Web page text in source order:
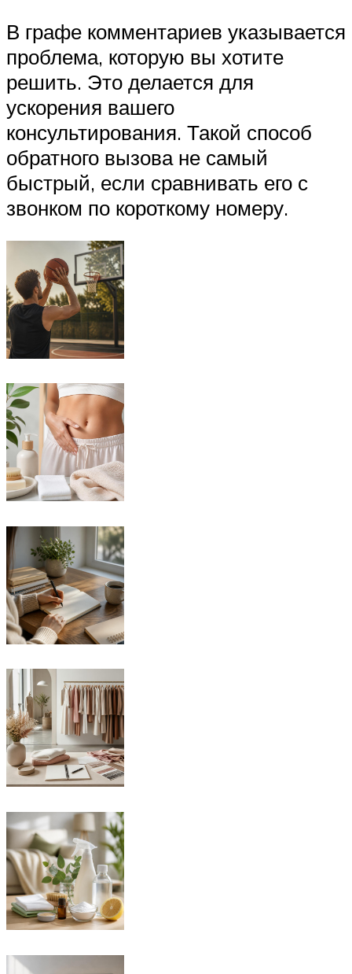
В графе комментариев указывается
проблема, которую вы хотите
решить. Это делается для
ускорения вашего
консультирования. Такой способ
обратного вызова не самый
быстрый, если сравнивать его с
звонком по короткому номеру.